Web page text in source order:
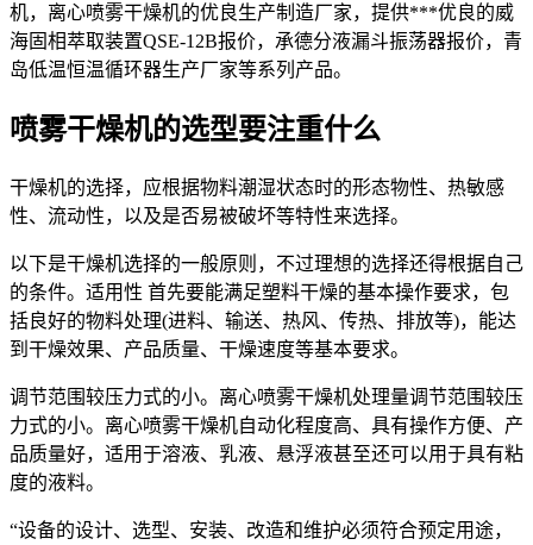
机，离心喷雾干燥机的优良生产制造厂家，提供***优良的威
海固相萃取装置QSE-12B报价，承德分液漏斗振荡器报价，青
岛低温恒温循环器生产厂家等系列产品。
喷雾干燥机的选型要注重什么
干燥机的选择，应根据物料潮湿状态时的形态物性、热敏感
性、流动性，以及是否易被破坏等特性来选择。
以下是干燥机选择的一般原则，不过理想的选择还得根据自己
的条件。适用性 首先要能满足塑料干燥的基本操作要求，包
括良好的物料处理(进料、输送、热风、传热、排放等)，能达
到干燥效果、产品质量、干燥速度等基本要求。
调节范围较压力式的小。离心喷雾干燥机处理量调节范围较压
力式的小。离心喷雾干燥机自动化程度高、具有操作方便、产
品质量好，适用于溶液、乳液、悬浮液甚至还可以用于具有粘
度的液料。
“设备的设计、选型、安装、改造和维护必须符合预定用途，